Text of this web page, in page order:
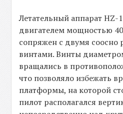
Летательный аппарат
двигателем мощностью
сопряжен с двумя
винтами. Винты
вращались в
что позволяло избежать
платформы, на которой
пилот располагался